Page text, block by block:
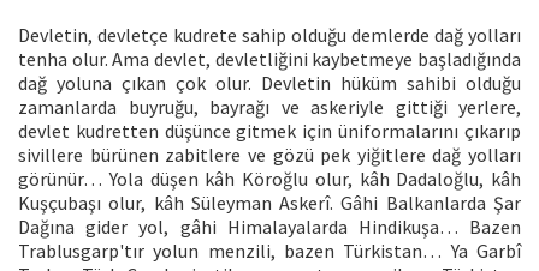
Devletin, devletçe kudrete sahip olduğu demlerde dağ yolları
tenha olur. Ama devlet, devletliğini kaybetmeye başladığında
dağ yoluna çıkan çok olur. Devletin hüküm sahibi olduğu
zamanlarda buyruğu, bayrağı ve askeriyle gittiği yerlere,
devlet kudretten düşünce gitmek için üniformalarını çıkarıp
sivillere bürünen zabitlere ve gözü pek yiğitlere dağ yolları
görünür… Yola düşen kâh Köroğlu olur, kâh Dadaloğlu, kâh
Kuşçubaşı olur, kâh Süleyman Askerî. Gâhi Balkanlarda Şar
Dağına gider yol, gâhi Himalayalarda Hindikuşa… Bazen
Trablusgarp'tır yolun menzili, bazen Türkistan… Ya Garbî